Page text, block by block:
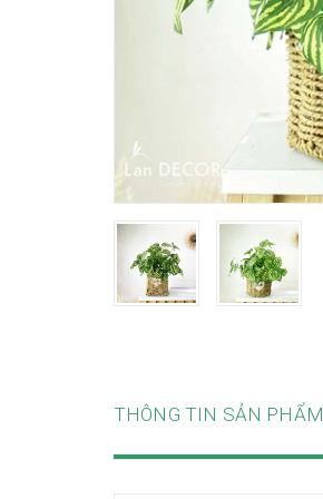
THÔNG TIN SẢN PHẨM